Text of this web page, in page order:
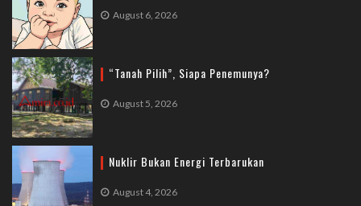
August 6, 2026
“Tanah Pilih”, Siapa Penemunya?
August 5, 2026
Nuklir Bukan Energi Terbarukan
August 4, 2026